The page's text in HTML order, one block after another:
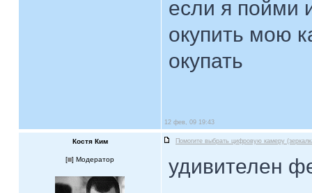
если я пойми
окупить мою
окупать
12 фев, 09 19:43
Костя Ким Помогите выбрать цифровую камеру
[ ] Модератор удивителен